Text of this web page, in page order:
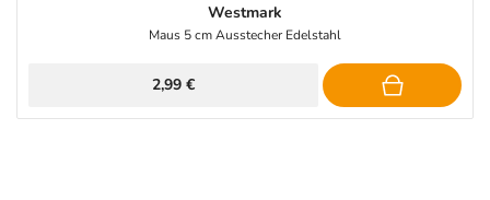
Westmark
Maus 5 cm Ausstecher Edelstahl
2,99 €